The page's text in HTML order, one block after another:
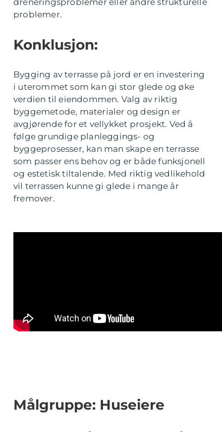
dreneringsproblemer eller andre strukturelle
problemer.
Konklusjon:
Bygging av terrasse på jord er en investering
i uterommet som kan gi stor glede og øke
verdien til eiendommen. Valg av riktig
byggemetode, materialer og design er
avgjørende for et vellykket prosjekt. Ved å
følge grundige planleggings- og
byggeprosesser, kan man skape en terrasse
som passer ens behov og er både funksjonell
og estetisk tiltalende. Med riktig vedlikehold
vil terrassen kunne gi glede i mange år
fremover.
Målgruppe: Huseiere